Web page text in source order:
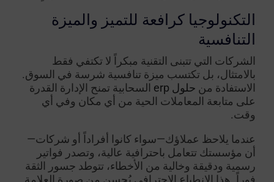
التكنولوجيا كرافعة للتميز والميزة
التنافسية
الشركات التي تتبنى التقنية مبكراً لا تكتفي فقط
بالامتثال، بل تكتسب ميزة تنافسية شرسة في السوق.
الاستفادة من حلول erp
السحابية تمنح الإدارة القدرة
على متابعة المعاملات الحية من أي مكان وفي أي
وقت.
عندما يلاحظ عملاؤك—سواء كانوا أفراداً أو شركات—
أن مؤسستك تتعامل باحترافية عالية، وتصدر فواتير
رسمية ودقيقة وخالية من الأخطاء، تتوطد جسور الثقة
فوراً. هذا الانطباع الاحترافي يُحسن من صورة العلامة